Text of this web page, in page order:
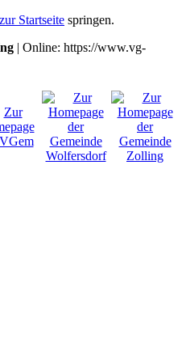
zur Startseite springen.
| Online: https://www.vg-